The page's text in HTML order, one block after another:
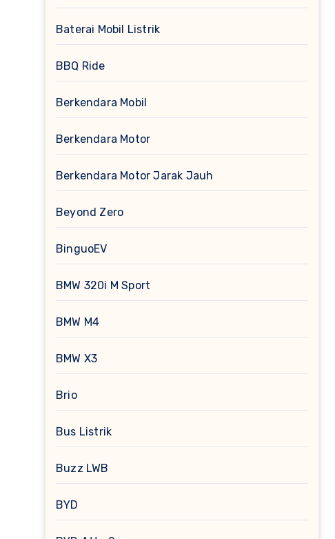
Baterai Mobil Listrik
BBQ Ride
Berkendara Mobil
Berkendara Motor
Berkendara Motor Jarak Jauh
Beyond Zero
BinguoEV
BMW 320i M Sport
BMW M4
BMW X3
Brio
Bus Listrik
Buzz LWB
BYD